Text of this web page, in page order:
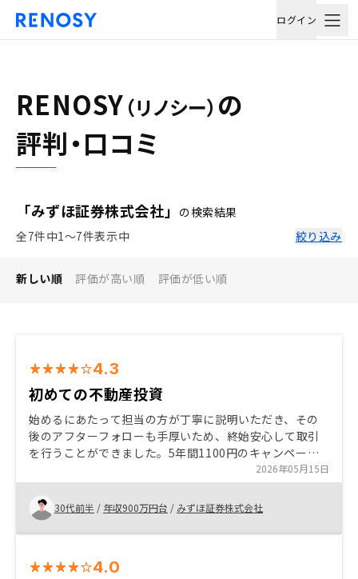
ログイン
RENOSY （リノシー） の
評判・口コミ
「みずほ証券株式会社」 の検索結果
全7件中1〜7件表示中
絞り込み
新しい順 評価が高い順 評価が低い順
4.3
初めての不動産投資
始めるにあたって担当の方が丁寧に説明いただき、その
後のアフターフォローも手厚いため、終始安心して取引
を行うことができました。5年間1100円のキャンペーン
の活用などもあり、自分が考えている将来的な出口の部
分までフォローいただけたのが良かったです。
2026年05月15日
30代前半 / 年収900万円台 / みずほ証券株式会社
4.0